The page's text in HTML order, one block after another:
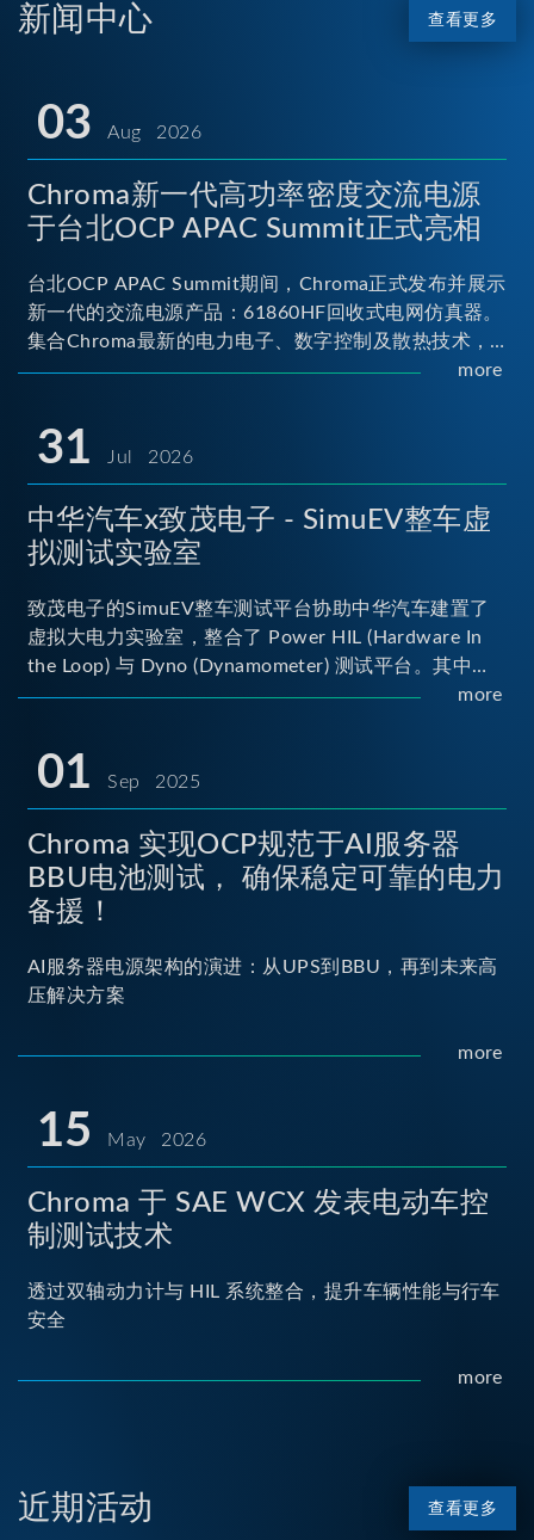
新闻中心 查看更多
03 Aug 2026
Chroma新一代高功率密度交流电源
于台北OCP APAC Summit正式亮相
台北OCP APAC Summit期间，Chroma正式发布并展示
新一代的交流电源产品：61860HF回收式电网仿真器。
集合Chroma最新的电力电子、数字控制及散热技术，
实现5U高度具备最大60kVA功率输出能力，为业界指针
more
31 Jul 2026
中华汽车x致茂电子 - SimuEV整车虚
拟测试实验室
致茂电子的SimuEV整车测试平台协助中华汽车建置了
虚拟大电力实验室，整合了 Power HIL (Hardware In
the Loop) 与 Dyno (Dynamometer) 测试平台。其中
Power HIL 建立OBC (Onboard Charger) 与 DC/DC转
马达待测物重现车辆行驶时的负载工况...
more
01 Sep 2025
Chroma 实现OCP规范于AI服务器
BBU电池测试， 确保稳定可靠的电力
备援！
AI服务器电源架构的演进：从UPS到BBU，再到未来高
压解决方案
more
15 May 2026
Chroma 于 SAE WCX 发表电动车控
制测试技术
透过双轴动力计与 HIL 系统整合，提升车辆性能与行车
安全
more
近期活动 查看更多